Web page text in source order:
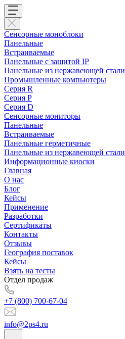
Сенсорные моноблоки
Панельные
Встраиваемые
Панельные с защитой IP
Панельные из нержавеющей стали
Промышленные компьютеры
Cерия R
Серия P
Серия D
Сенсорные мониторы
Панельные
Встраиваемые
Панельные герметичные
Панельные из нержавеющей стали
Информационные киоски
Главная
О нас
Блог
Кейсы
Применение
Разработки
Сертификаты
Контакты
Отзывы
География поставок
Кейсы
Взять на тесты
Отдел продаж
+7 (800) 700-67-04
info@2ps4.ru